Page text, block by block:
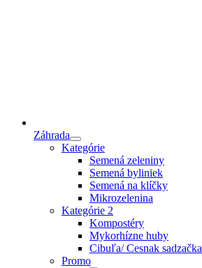
Záhrada
Kategórie
Semená zeleniny
Semená byliniek
Semená na klíčky
Mikrozelenina
Kategórie 2
Kompostéry
Mykorhízne huby
Cibuľa/ Cesnak sadzačka
Promo